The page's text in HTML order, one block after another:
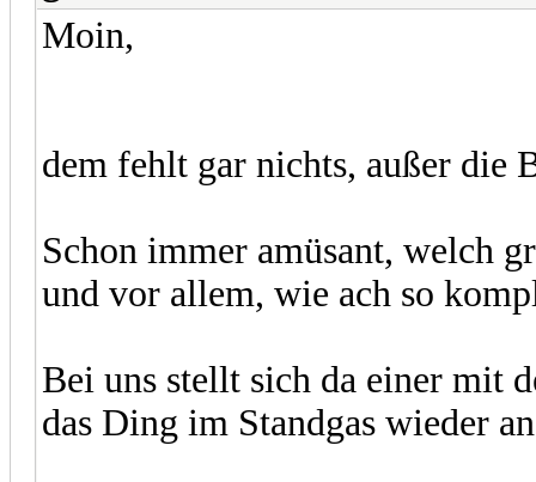
Moin,
dem fehlt gar nichts, außer die
Schon immer amüsant, welch
und vor allem, wie ach so
Bei uns stellt sich da einer mit
das Ding im Standgas wieder